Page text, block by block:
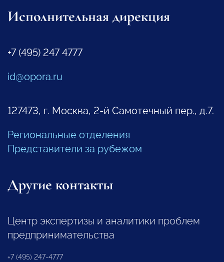
Исполнительная дирекция
+7 (495) 247 4777
id@opora.ru
127473, г. Москва, 2-й Самотечный пер., д.7.
Региональные отделения
Представители за рубежом
Другие контакты
Центр экспертизы и аналитики проблем
предпринимательства
+7 (495) 247-4777